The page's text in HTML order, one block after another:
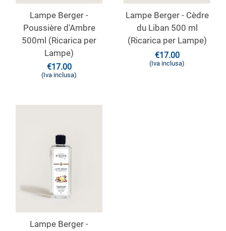
Lampe Berger -
Poussière d'Ambre
500ml (Ricarica per
Lampe)
€17.00
(Iva inclusa)
Lampe Berger - Cèdre
du Liban 500 ml
(Ricarica per Lampe)
€17.00
(Iva inclusa)
Lampe Berger -